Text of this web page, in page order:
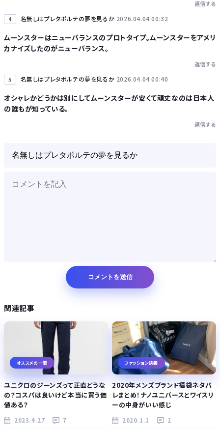
返信する
4 名無しはプレタポルテの夢を見るか 2026.04.04 00:32
ムーンスターはニューバランスのプロトタイプ。ムーンスターをアメリ
カナイズしたのがニューバランス。
返信する
5 名無しはプレタポルテの夢を見るか 2026.04.04 00:40
オシャレかどうかは別にしてムーンスターが安くて頑丈なのは日本人
の誰もが知っている。
返信する
関連記事
オススメの一着
ユニクロのジーンズって正直どうな
の？コスパは良いけど本当に買う価
値ある？
2023.4.27 7
ファッション談義
2020年メンズブランド福袋ネタバ
レまとめ！ナノユニバースとワイスリ
ーの中身がいい感じ
2020.1.1 2